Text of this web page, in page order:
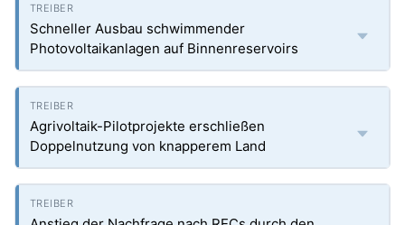
Schneller Ausbau schwimmender
Photovoltaikanlagen auf Binnenreservoirs
Agrivoltaik-Pilotprojekte erschließen
Doppelnutzung von knapperem Land